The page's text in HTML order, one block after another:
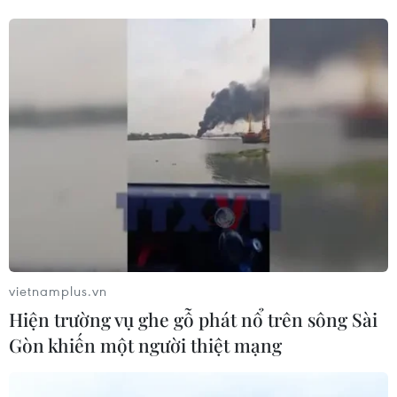
Tai nạn lao động tại Lâm Đồng khiến
hai công nhân thương vong
Đội K93 quy tập được 11 bộ hài cốt liệt
sỹ trên địa bàn An Giang
08/08/2026 11:11
vietnamplus.vn
Hiện trường vụ ghe gỗ phát nổ trên sông Sài
Gòn khiến một người thiệt mạng